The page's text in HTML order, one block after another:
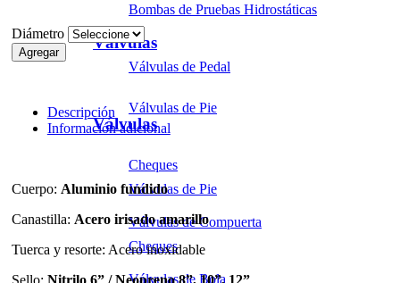
Bombas de Pruebas Hidrostáticas
Válvulas de Pedal
Válvulas
Válvulas de Pie
Cheques
Válvulas
Válvulas de Pie
Cheques
Válvulas de Compuerta
Válvulas de Bola
Diámetro
Agregar
Descripción
Información adicional
Cuerpo: Aluminio fundido
Canastilla: Acero irisado amarillo
Tuerca y resorte: Acero inoxidable
Sello: Nitrilo 6” / Neopreno 8”, 10”, 12”